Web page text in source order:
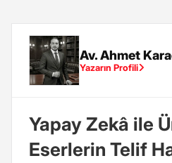
Av. Ahmet
Yazarın Profili
Yapay Zekâ ile
Eserlerin Telif